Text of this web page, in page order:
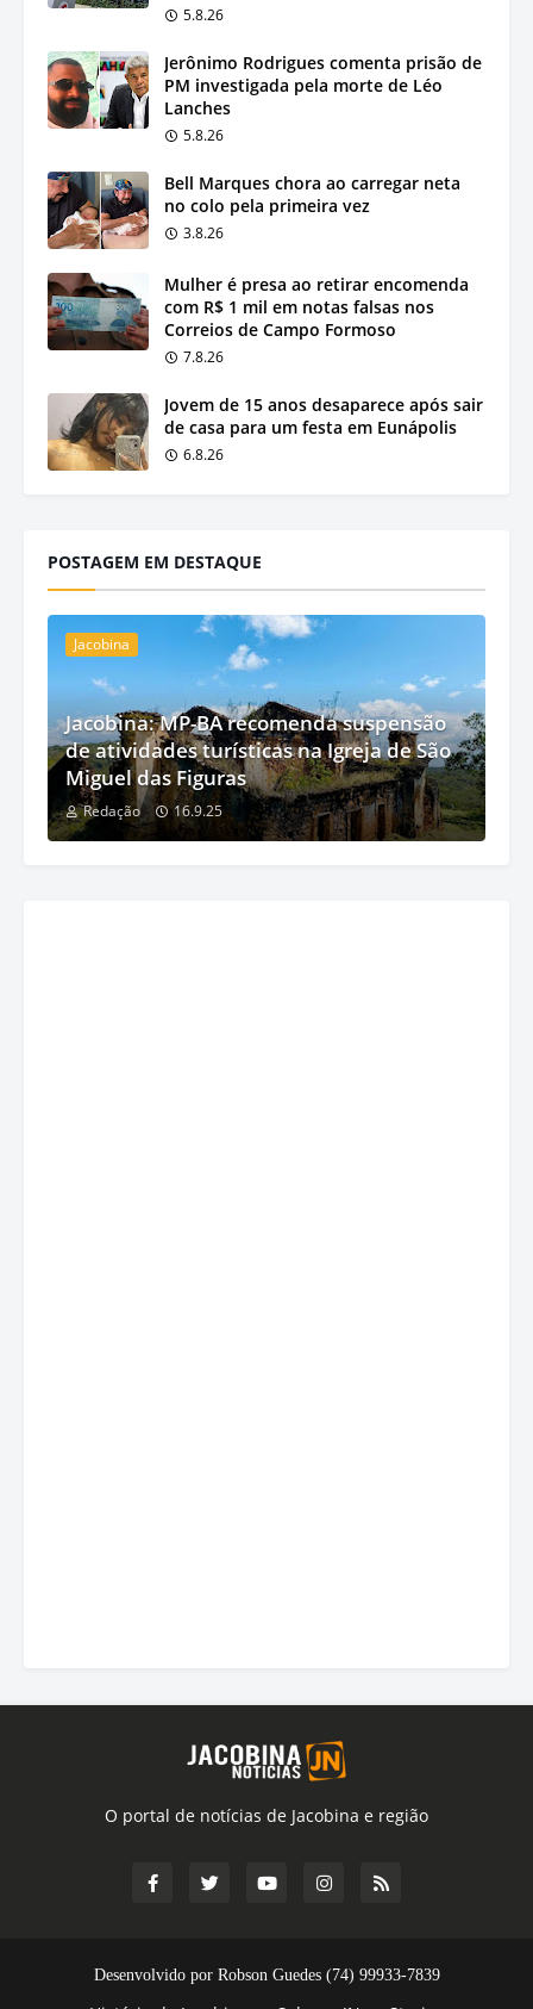
5.8.26
Jerônimo Rodrigues comenta prisão de
PM investigada pela morte de Léo
Lanches
5.8.26
Bell Marques chora ao carregar neta
no colo pela primeira vez
3.8.26
Mulher é presa ao retirar encomenda
com R$ 1 mil em notas falsas nos
Correios de Campo Formoso
7.8.26
Jovem de 15 anos desaparece após sair
de casa para um festa em Eunápolis
6.8.26
POSTAGEM EM DESTAQUE
Jacobina
Jacobina: MP-BA recomenda suspensão
de atividades turísticas na Igreja de São
Miguel das Figuras
Redação 16.9.25
O portal de notícias de Jacobina e região
Desenvolvido por Robson Guedes (74) 99933-7839